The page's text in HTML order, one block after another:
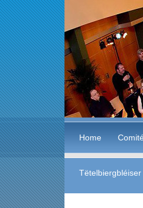
Home
Tëtelbiergbléiser